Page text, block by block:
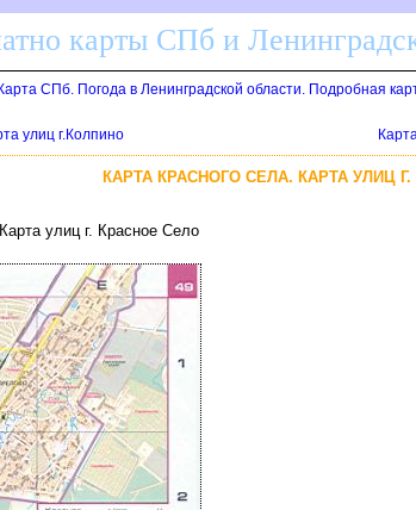
карты СПб и
СПб. Погода в Ленинградской области. Подробная
улиц г.Колпино
КАРТА КРАСНОГО СЕЛА. КАРТА УЛИЦ
улиц г. Красное Село